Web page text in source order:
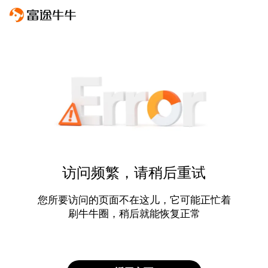
访问频繁，请稍后重试
您所要访问的页面不在这儿，它可能正忙着
刷牛牛圈，稍后就能恢复正常